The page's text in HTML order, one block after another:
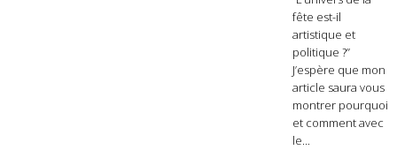
fête est-il
artistique et
politique ?”
J’espère que mon
article saura vous
montrer pourquoi
et comment avec
le...